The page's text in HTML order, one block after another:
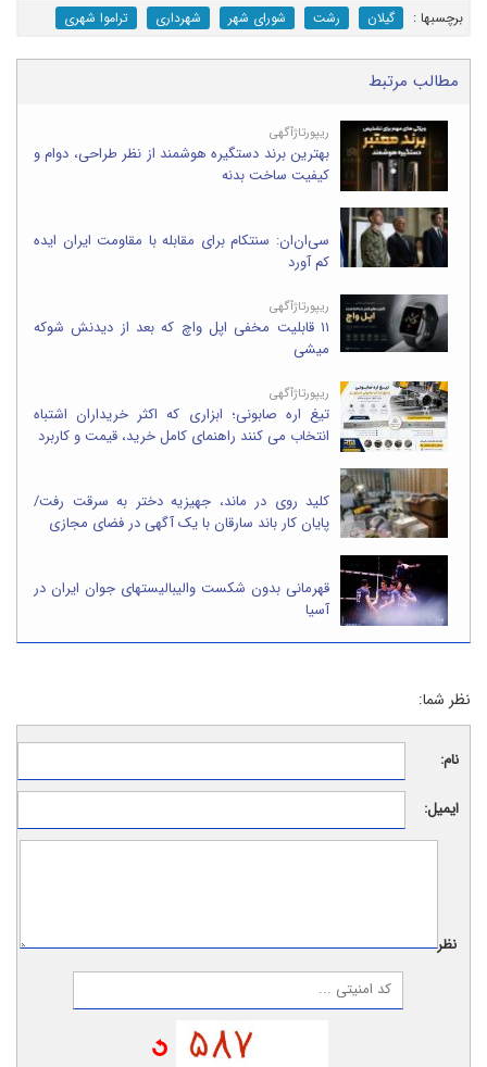
برچسب‎ها : گیلان رشت شورای شهر شهرداری تراموا شهری
مطالب مرتبط
ریپورتاژآگهی
بهترین برند دستگیره هوشمند از نظر طراحی، دوام و
کیفیت ساخت بدنه
سی‌ان‌ان: سنتکام برای مقابله با مقاومت ایران ایده
کم آورد
ریپورتاژآگهی
۱۱ قابلیت مخفی اپل واچ که بعد از دیدنش شوکه
میشی
ریپورتاژآگهی
تیغ اره صابونی؛ ابزاری که اکثر خریداران اشتباه
انتخاب می کنند راهنمای کامل خرید، قیمت و کاربرد
کلید روی در ماند، جهیزیه دختر به سرقت رفت/
پایان کار باند سارقان با یک آگهی در فضای مجازی
قهرمانی بدون شکست والیبالیستهای جوان ایران در
آسیا
نظر شما:
نام:
ایمیل:
نظر: